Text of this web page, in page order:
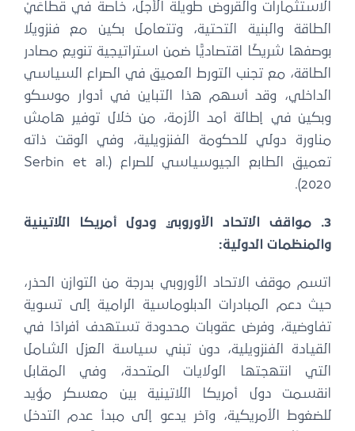
الاستثمارات والقروض طويلة الأجل، خاصة في قطاعَيْ
الطاقة والبنية التحتية، وتتعامل بكين مع فنزويلا
بوصفها شريكًا اقتصاديًّا ضمن استراتيجية تنويع مصادر
الطاقة، مع تجنب التورط العميق في الصراع السياسي
الداخلي، وقد أسهم هذا التباين في أدوار موسكو
وبكين في إطالة أمد الأزمة، من خلال توفير هامش
مناورة دولي للحكومة الفنزويلية، وفي الوقت ذاته
تعميق الطابع الجيوسياسي للصراع (Serbin et al.
2020).
3. مواقف الاتحاد الأوروبي ودول أمريكا اللاتينية
والمنظمات الدولية:
اتسم موقف الاتحاد الأوروبي بدرجة من التوازن الحذر،
حيث دعم المبادرات الدبلوماسية الرامية إلى تسوية
تفاوضية، وفرض عقوبات محدودة تستهدف أفرادًا في
القيادة الفنزويلية، دون تبني سياسة العزل الشامل
التي انتهجتها الولايات المتحدة، وفي المقابل
انقسمت دول أمريكا اللاتينية بين معسكر مؤيد
للضغوط الأمريكية، وآخر يدعو إلى مبدأ عدم التدخل